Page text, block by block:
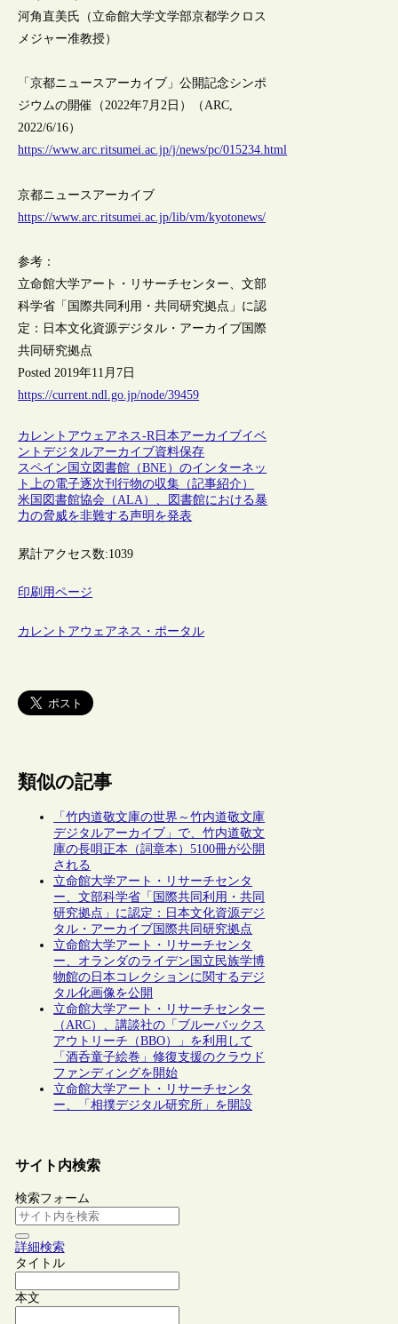
河角直美氏（立命館大学文学部京都学クロス
メジャー准教授）
「京都ニュースアーカイブ」公開記念シンポ
ジウムの開催（2022年7月2日）（ARC,
2022/6/16）
https://www.arc.ritsumei.ac.jp/j/news/pc/015234.html
京都ニュースアーカイブ
https://www.arc.ritsumei.ac.jp/lib/vm/kyotonews/
参考：
立命館大学アート・リサーチセンター、文部
科学省「国際共同利用・共同研究拠点」に認
定：日本文化資源デジタル・アーカイブ国際
共同研究拠点
Posted 2019年11月7日
https://current.ndl.go.jp/node/39459
カレントアウェアネス-R 日本アーカイブイベ
ントデジタルアーカイブ資料保存
スペイン国立図書館（BNE）のインターネッ
ト上の電子逐次刊行物の収集（記事紹介）
米国図書館協会（ALA）、図書館における暴
力の脅威を非難する声明を発表
累計アクセス数:1039
印刷用ページ
カレントアウェアネス・ポータル
類似の記事
「竹内道敬文庫の世界～竹内道敬文庫
デジタルアーカイブ」で、竹内道敬文
庫の長唄正本（詞章本）5100冊が公開
される
立命館大学アート・リサーチセンタ
ー、文部科学省「国際共同利用・共同
研究拠点」に認定：日本文化資源デジ
タル・アーカイブ国際共同研究拠点
立命館大学アート・リサーチセンタ
ー、オランダのライデン国立民族学博
物館の日本コレクションに関するデジ
タル化画像を公開
立命館大学アート・リサーチセンター
（ARC）、講談社の「ブルーバックス
アウトリーチ（BBO）」を利用して
「酒呑童子絵巻」修復支援のクラウド
ファンディングを開始
立命館大学アート・リサーチセンタ
ー、「相撲デジタル研究所」を開設
サイト内検索
検索フォーム
詳細検索
タイトル
本文